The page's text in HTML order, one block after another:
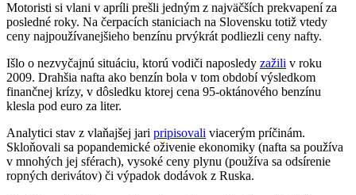
Motoristi si vlani v apríli prešli jedným z najväčších prekvapení za
posledné roky. Na čerpacích staniciach na Slovensku totiž vtedy
ceny najpoužívanejšieho benzínu prvýkrát podliezli ceny nafty.
Išlo o nezvyčajnú situáciu, ktorú vodiči naposledy zažili v roku
2009. Drahšia nafta ako benzín bola v tom období výsledkom
finančnej krízy, v dôsledku ktorej cena 95-oktánového benzínu
klesla pod euro za liter.
Analytici stav z vlaňajšej jari pripisovali viacerým príčinám.
Skloňovali sa popandemické oživenie ekonomiky (nafta sa používa
v mnohých jej sférach), vysoké ceny plynu (používa sa odsírenie
ropných derivátov) či výpadok dodávok z Ruska.